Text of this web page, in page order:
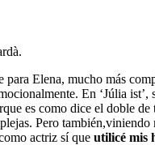
para Elena, mucho más
En ‘Júlia ist’,
es como dice el doble
Pero
actriz sí que utilicé mis